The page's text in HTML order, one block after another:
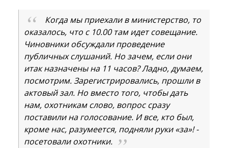
Когда мы приехали в министерство, то
оказалось, что с 10.00 там идет совещание.
Чиновники обсуждали проведение
публичных слушаний. Но зачем, если они
итак назначены на 11 часов? Ладно, думаем,
посмотрим. Зарегистрировались, прошли в
актовый зал. Но вместо того, чтобы дать
нам, охотникам слово, вопрос сразу
поставили на голосование. И все, кто был,
кроме нас, разумеется, подняли руки «за»! -
посетовали охотники.